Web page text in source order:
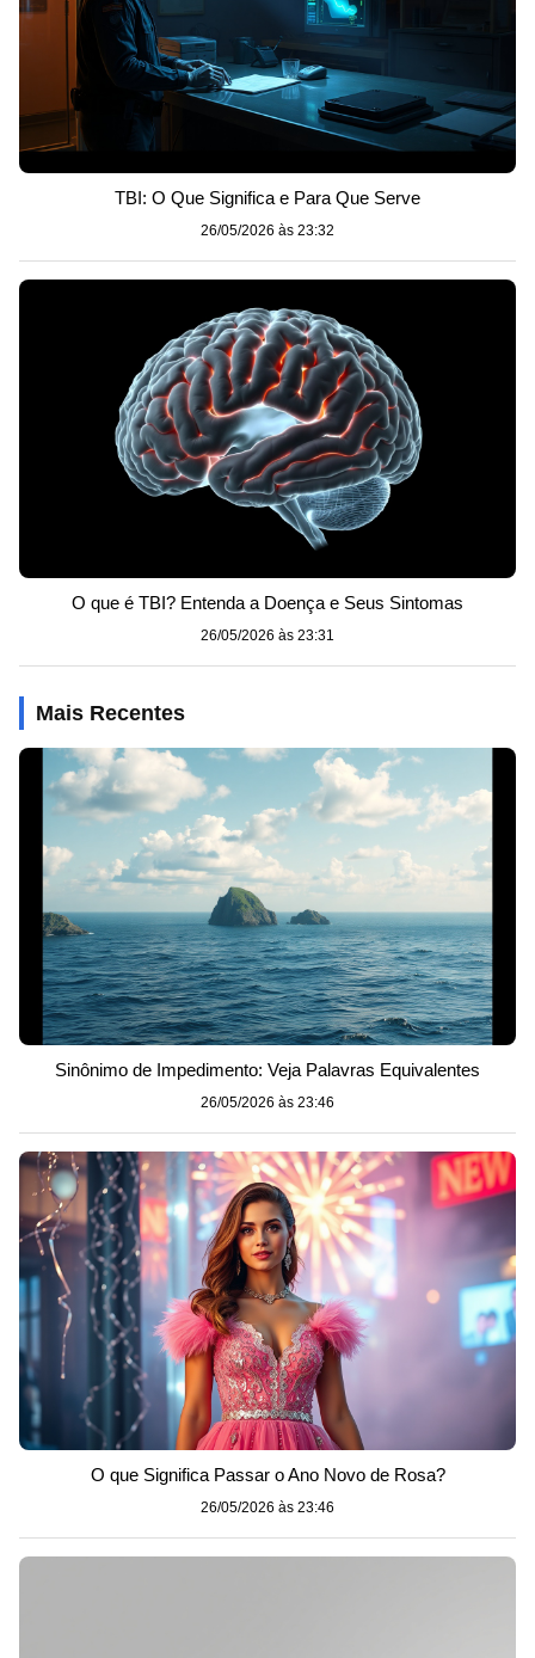
TBI: O Que Significa e Para Que Serve
26/05/2026 às 23:32
O que é TBI? Entenda a Doença e Seus Sintomas
26/05/2026 às 23:31
Mais Recentes
Sinônimo de Impedimento: Veja Palavras Equivalentes
26/05/2026 às 23:46
O que Significa Passar o Ano Novo de Rosa?
26/05/2026 às 23:46